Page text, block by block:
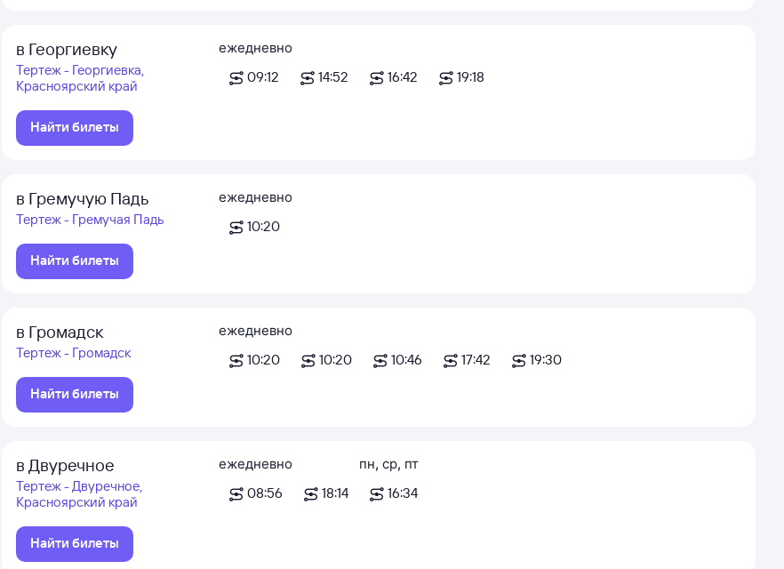
в Георгиевку
Тертеж - Георгиевка,
Красноярский край
Найти билеты
ежедневно
09:12
14:52 16:42 19:18
в Гремучую Падь
Тертеж - Гремучая Падь
Найти билеты
ежедневно
10:20
в Громадск
Тертеж - Громадск
Найти билеты
ежедневно
10:20
10:20 10:46 17:42 19:30
в Двуречное
Тертеж - Двуречное,
Красноярский край
Найти билеты
ежедневно
08:56
18:14
пн, ср, пт
16:34